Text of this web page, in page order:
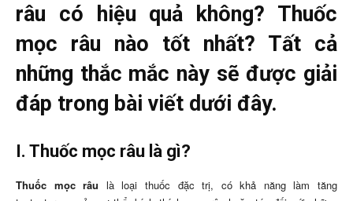
râu có hiệu quả không? Thuốc
mọc râu nào tốt nhất? Tất cả
những thắc mắc này sẽ được giải
đáp trong bài viết dưới đây.
I. Thuốc mọc râu là gì?
Thuốc mọc râu là loại thuốc đặc trị, có khả năng làm tăng